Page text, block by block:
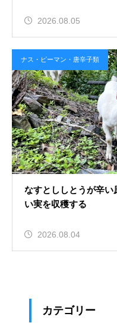
2026.08.05
ナス・ピーマン・唐辛子類
なすとししとうが辛い
い実を収穫する
2026.08.04
カテゴリー